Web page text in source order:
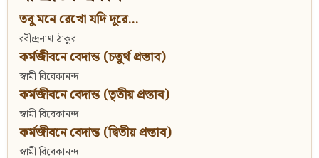
তবু মনে রেখো যদি দূরে...
রবীন্দ্রনাথ ঠাকুর
কর্মজীবনে বেদান্ত (চতুর্থ প্রস্তাব)
স্বামী বিবেকানন্দ
কর্মজীবনে বেদান্ত (তৃতীয় প্রস্তাব)
স্বামী বিবেকানন্দ
কর্মজীবনে বেদান্ত (দ্বিতীয় প্রস্তাব)
স্বামী বিবেকানন্দ